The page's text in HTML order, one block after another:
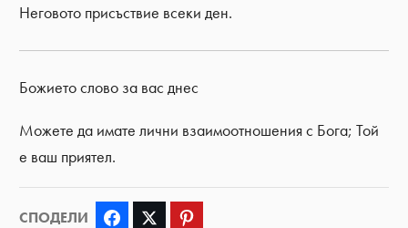
Неговото присъствие всеки ден.
Божието слово за вас днес
Можете да имате лични взаимоотношения с Бога; Той
е ваш приятел.
СПОДЕЛИ Facebook Twitter